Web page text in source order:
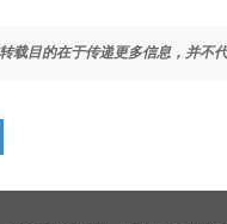
载目的在于传递更多信息，并不